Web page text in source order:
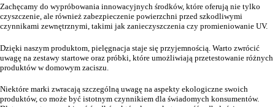
Zachęcamy do wypróbowania innowacyjnych środków, które oferują nie tylko
czyszczenie, ale również zabezpieczenie powierzchni przed szkodliwymi
czynnikami zewnętrznymi, takimi jak zanieczyszczenia czy promieniowanie UV.
Dzięki naszym produktom, pielęgnacja staje się przyjemnością. Warto zwrócić
uwagę na zestawy startowe oraz próbki, które umożliwiają przetestowanie różnych
produktów w domowym zaciszu.
Niektóre marki zwracają szczególną uwagę na aspekty ekologiczne swoich
produktów, co może być istotnym czynnikiem dla świadomych konsumentów.